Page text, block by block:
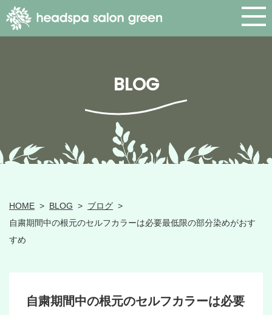
BLOG
HOME > BLOG > ブログ >
自粛期間中の根元のセルフカラーは必要最低限の部分染めがおす
すめ
自粛期間中の根元のセルフカラーは必要